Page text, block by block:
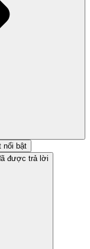
nổi bật
được trả lời